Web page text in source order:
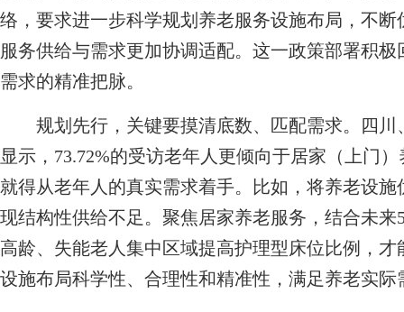
络，要求进一步科学规划养老服务设施布局，不
服务供给与需求更加协调适配。这一政策部署积
需求的精准把脉。
规划先行，关键要摸清底数、匹配需求。四川
显示，73.72%的受访老年人更倾向于居家（上门
就得从老年人的真实需求着手。比如，将养老设
现结构性供给不足。聚焦居家养老服务，结合未
高龄、失能老人集中区域提高护理型床位比例，
设施布局科学性、合理性和精准性，满足养老实际